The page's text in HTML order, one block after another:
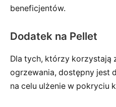
beneficjentów.
Dodatek na Pellet
Dla tych, którzy korzystają
ogrzewania, dostępny jest
na celu ulżenie w pokryciu